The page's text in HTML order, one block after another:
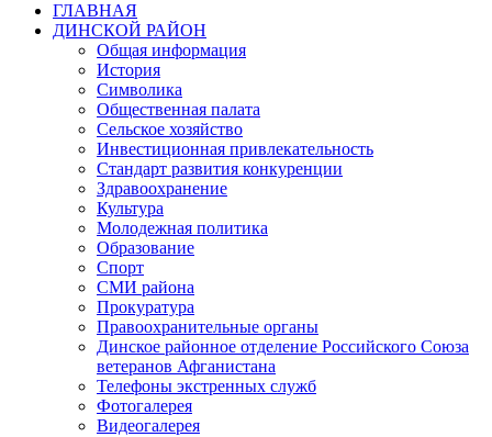
ГЛАВНАЯ
ДИНСКОЙ РАЙОН
Общая информация
История
Символика
Общественная палата
Сельское хозяйство
Инвестиционная привлекательность
Стандарт развития конкуренции
Здравоохранение
Культура
Молодежная политика
Образование
Спорт
СМИ района
Прокуратура
Правоохранительные органы
Динское районное отделение Российского Союза
ветеранов Афганистана
Телефоны экстренных служб
Фотогалерея
Видеогалерея